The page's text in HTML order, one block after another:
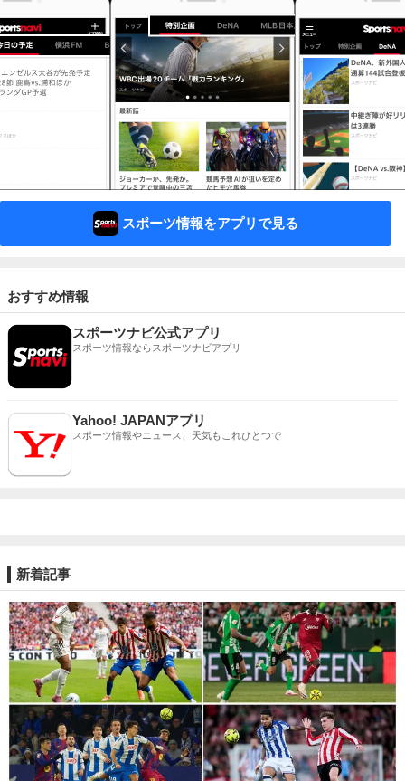
スポーツ情報をアプリで見る
おすすめ情報
スポーツナビ公式アプリ
スポーツ情報ならスポーツナビアプリ
Yahoo! JAPANアプリ
スポーツ情報やニュース、天気もこれひとつで
新着記事